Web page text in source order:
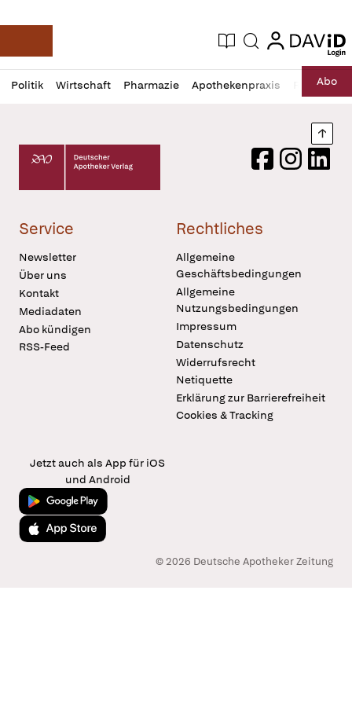
Deutsche Apotheker Zeitung
Aktuelle Ausgabe
Suche login
login
Politik Wirtschaft Pharmazie Apothekenpraxis RechtAbo
Profil
öffnen
Daz
Pur
Deutscher Apotheker Verlag Logo
FacebookInstagram
Service
Newsletter
Über uns
Kontakt
Mediadaten
Abo kündigen
RSS-Feed
Rechtliches
Allgemeine
Geschäftsbedingungen
Allgemeine
Nutzungsbedingungen
Impressum
Datenschutz
Widerrufsrecht
Netiquette
Erklärung zur Barrierefreiheit
Cookies & Tracking
Jetzt auch als App für iOS
und Android
Jetzt bei Google Play
Laden im App Store
© 2026 Deutsche Apotheker Zeitung